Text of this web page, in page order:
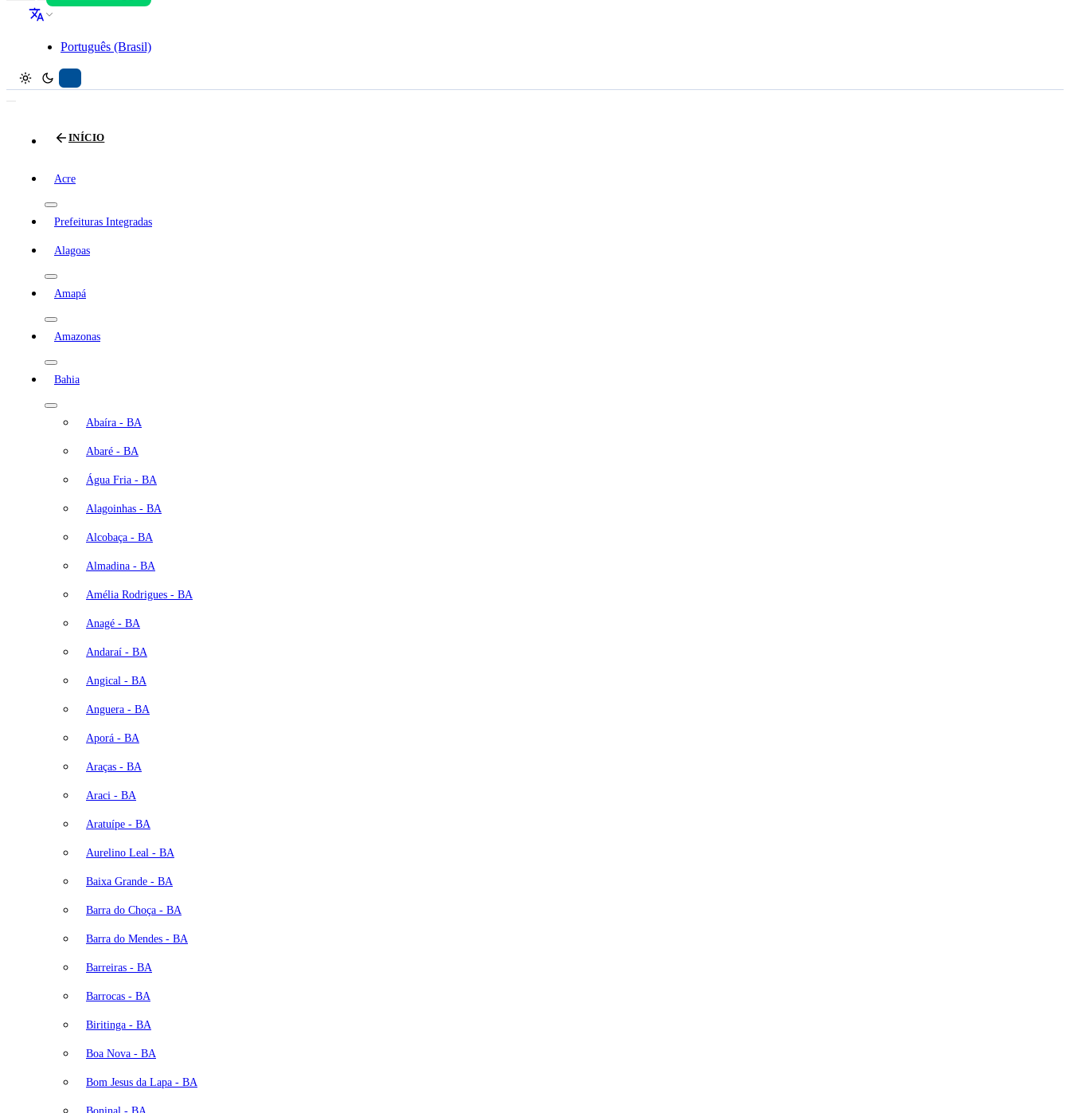
Português (Brasil)
INÍCIO
Acre
Prefeituras Integradas
Alagoas
Amapá
Amazonas
Bahia
Abaíra - BA
Abaré - BA
Água Fria - BA
Alagoinhas - BA
Alcobaça - BA
Almadina - BA
Amélia Rodrigues - BA
Anagé - BA
Andaraí - BA
Angical - BA
Anguera - BA
Aporá - BA
Araças - BA
Araci - BA
Aratuípe - BA
Aurelino Leal - BA
Baixa Grande - BA
Barra do Choça - BA
Barra do Mendes - BA
Barreiras - BA
Barrocas - BA
Biritinga - BA
Boa Nova - BA
Bom Jesus da Lapa - BA